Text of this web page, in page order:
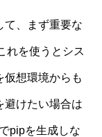
て、まず重要な
れを使うとシス
仮想環境からも
避けたい場合は
pipを生成しな